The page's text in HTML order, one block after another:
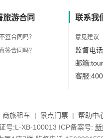
旅游合同
签合同吗？
签合同吗？
联系我
意见建议
监督电
邮箱
客服
商旅租车 | 景点门票 | 帮助中
号:L-XB-100013 ICP备案号: